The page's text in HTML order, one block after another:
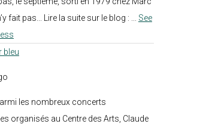
fait pas... Lire la suite sur le blog :
See
bleu
les nombreux concerts
organisés au Centre des Arts, Claude